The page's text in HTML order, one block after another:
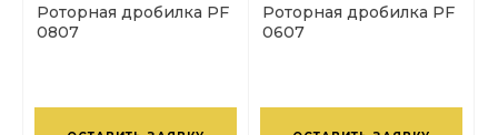
Роторная дробилка PF
0807
Роторная дробилка PF
0607